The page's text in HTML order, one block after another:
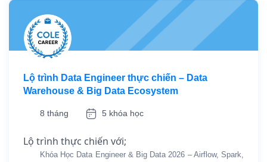
Lộ trình Data Engineer thực chiến – Data
Warehouse & Big Data Ecosystem
8 tháng 5 khóa học
Lộ trình thực chiến với;
Khóa Học Data Engineer & Big Data 2026 – Airflow, Spark,